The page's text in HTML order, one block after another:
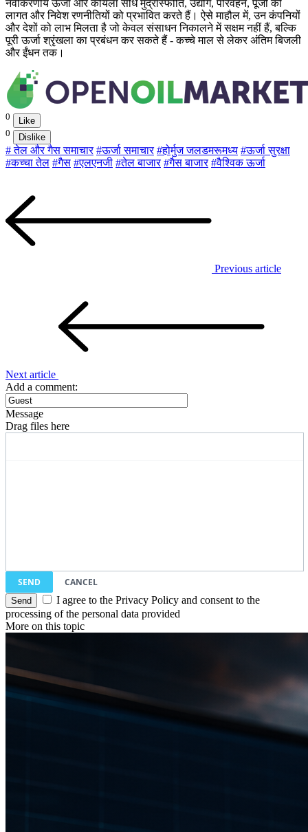
नवीकरणीय ऊर्जा और कोयला सीधे मुद्रास्फीति, उद्योग, परिवहन, पूंजी की
लागत और निवेश रणनीतियों को प्रभावित करते हैं। ऐसे माहौल में, उन कंपनियों
और देशों को लाभ मिलता है जो केवल संसाधन निकालने में सक्षम नहीं हैं, बल्कि
पूरी ऊर्जा श्रृंखला का प्रबंधन कर सकते हैं - कच्चे माल से लेकर अंतिम बिजली
और ईंधन तक।
0
Like
0
Dislike
# तेल और गैस समाचार #ऊर्जा समाचार #होर्मुज जलडमरूमध्य #ऊर्जा सुरक्षा
#कच्चा तेल #गैस #एलएनजी #तेल बाजार #गैस बाजार #वैश्विक ऊर्जा
Previous article
Next article
Add a comment:
Message
Drag files here
SEND
CANCEL
I agree to the Privacy Policy and consent to the
processing of the personal data provided
More on this topic